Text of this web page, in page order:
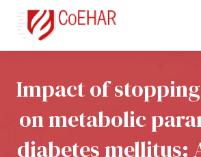
Impact of
on metabolic
diabetes mellitus: